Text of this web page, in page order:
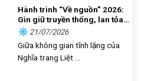
Hành trình “Về nguồn” 2026:
Gìn giữ truyền thống, lan tỏa
trách nhiệm
21/07/2026
Giữa không gian tĩnh lặng của
Nghĩa trang Liệt ...